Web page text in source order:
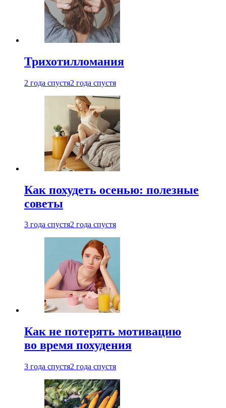
Трихотилломания
2 года спустя2 года спустя
Как похудеть осенью: полезные
советы
3 года спустя2 года спустя
Как не потерять мотивацию
во время похудения
3 года спустя2 года спустя